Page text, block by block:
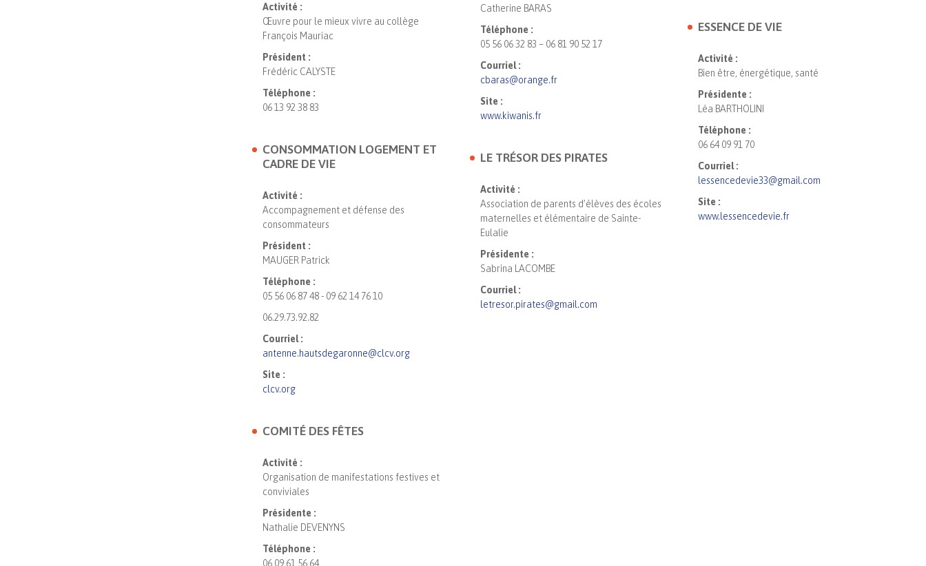
Activité :
Œuvre pour le mieux vivre au collège
François Mauriac
Président :
Frédéric CALYSTE
Téléphone :
06 13 92 38 83
CONSOMMATION LOGEMENT ET
CADRE DE VIE
Activité :
Accompagnement et défense des
consommateurs
Président :
MAUGER Patrick
Téléphone :
05 56 06 87 48 - 09 62 14 76 10
06.29.73.92.82
Courriel :
antenne.hautsdegaronne@clcv.org
Site :
clcv.org
COMITÉ DES FÊTES
Activité :
Organisation de manifestations festives et
conviviales
Présidente :
Nathalie DEVENYNS
Téléphone :
06 09 61 56 64
Catherine BARAS
Téléphone :
05 56 06 32 83 – 06 81 90 52 17
Courriel :
cbaras@orange.fr
Site :
www.kiwanis.fr
LE TRÉSOR DES PIRATES
Activité :
Association de parents d’élèves des écoles
maternelles et élémentaire de Sainte-
Eulalie
Présidente :
Sabrina LACOMBE
Courriel :
letresor.pirates@gmail.com
ESSENCE DE VIE
Activité :
Bien être, énergétique, santé
Présidente :
Léa BARTHOLINI
Téléphone :
06 64 09 91 70
Courriel :
lessencedevie33@gmail.com
Site :
www.lessencedevie.fr